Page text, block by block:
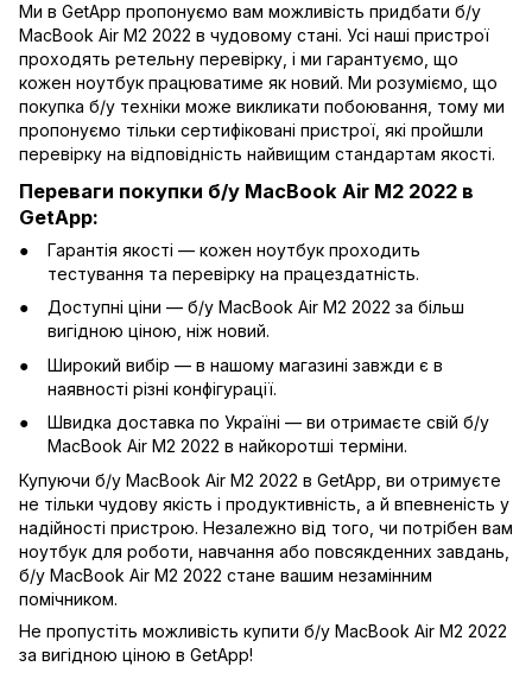
Ми в GetApp пропонуємо вам можливість придбати б/у
MacBook Air M2 2022 в чудовому стані. Усі наші пристрої
проходять ретельну перевірку, і ми гарантуємо, що
кожен ноутбук працюватиме як новий. Ми розуміємо, що
покупка б/у техніки може викликати побоювання, тому ми
пропонуємо тільки сертифіковані пристрої, які пройшли
перевірку на відповідність найвищим стандартам якості.
Переваги покупки б/у MacBook Air M2 2022 в
GetApp:
Гарантія якості — кожен ноутбук проходить
тестування та перевірку на працездатність.
Доступні ціни — б/у MacBook Air M2 2022 за більш
вигідною ціною, ніж новий.
Широкий вибір — в нашому магазині завжди є в
наявності різні конфігурації.
Швидка доставка по Україні — ви отримаєте свій б/у
MacBook Air M2 2022 в найкоротші терміни.
Купуючи б/у MacBook Air M2 2022 в GetApp, ви отримуєте
не тільки чудову якість і продуктивність, а й впевненість у
надійності пристрою. Незалежно від того, чи потрібен вам
ноутбук для роботи, навчання або повсякденних завдань,
б/у MacBook Air M2 2022 стане вашим незамінним
помічником.
Не пропустіть можливість купити б/у MacBook Air M2 2022
за вигідною ціною в GetApp!